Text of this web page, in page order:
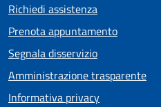
Richiedi assistenza
Prenota appuntamento
Segnala disservizio
Amministrazione trasparente
Informativa privacy